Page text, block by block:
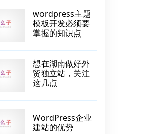
wordpress主题
模板开发必须要
掌握的知识点
想在湖南做好外
贸独立站，关注
这几点
WordPress企业
建站的优势